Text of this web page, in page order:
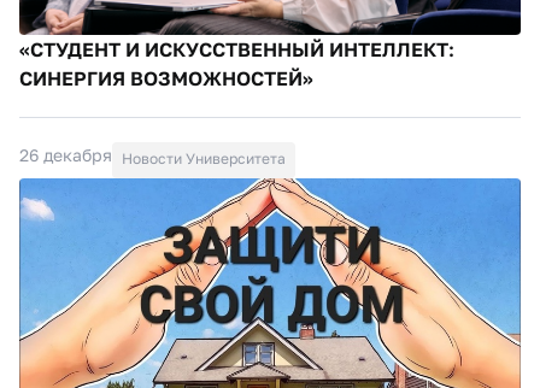
«СТУДЕНТ И ИСКУССТВЕННЫЙ ИНТЕЛЛЕКТ:
СИНЕРГИЯ ВОЗМОЖНОСТЕЙ»
26 декабря Новости Университета